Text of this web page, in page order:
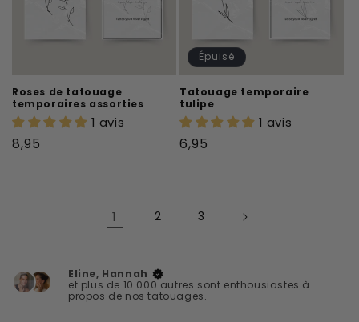
Roses de tatouage
temporaires assorties
1 avis
Prix
8,95
Épuisé
Tatouage temporaire
tulipe
1 avis
Prix
6,95
1 2 3
Eline, Hannah
et plus de 10 000 autres sont enthousiastes à
propos de nos tatouages.